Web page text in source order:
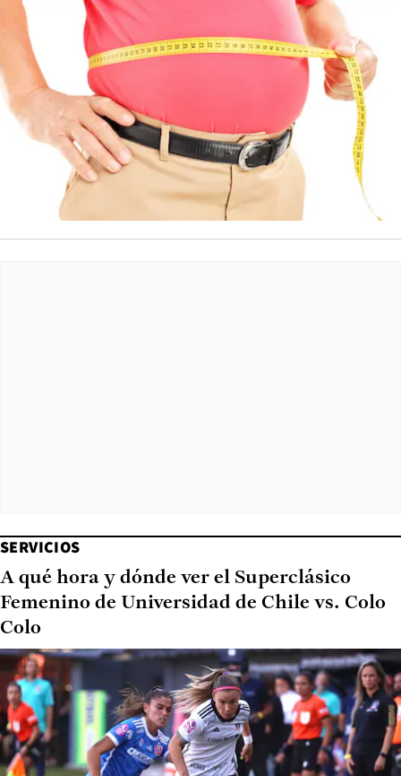
SERVICIOS
A qué hora y dónde ver el Superclásico
Femenino de Universidad de Chile vs. Colo
Colo